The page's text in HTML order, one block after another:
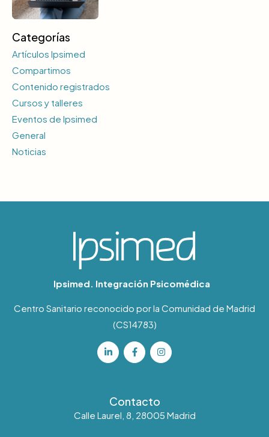
Categorías
Artículos Ipsimed
Compartimos
Contenido registrados
Cursos y talleres
Eventos de Ipsimed
General
Noticias
Ipsimed. Integración Psicomédica
Centro Sanitario reconocido por la Comunidad de Madrid
(CS14783)
Contacto
Calle Laurel, 8, 28005 Madrid